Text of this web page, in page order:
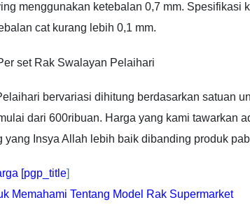
menggunakan ketebalan 0,7 mm. Spesifikasi
cat kurang lebih 0,1 mm.
set Rak Swalayan Pelaihari
bervariasi dihitung berdasarkan satuan
dari 600ribuan. Harga yang kami tawarkan
yang Insya Allah lebih baik dibanding produk
[pgp_title]
Memahami Tentang Model Rak Supermarket